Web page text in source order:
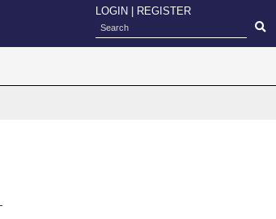
LOGIN REGISTER